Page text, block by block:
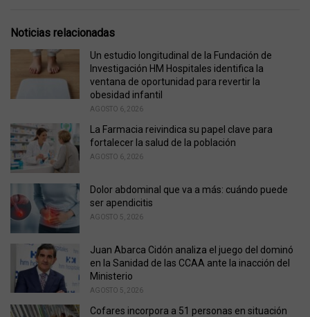
eNoticias relacionadas
Un estudio longitudinal de la Fundación de
Investigación HM Hospitales identifica la
ventana de oportunidad para revertir la
obesidad infantil
AGOSTO 6, 2026
La Farmacia reivindica su papel clave para
fortalecer la salud de la población
AGOSTO 6, 2026
Dolor abdominal que va a más: cuándo puede
ser apendicitis
AGOSTO 5, 2026
Juan Abarca Cidón analiza el juego del dominó
en la Sanidad de las CCAA ante la inacción del
Ministerio
AGOSTO 5, 2026
Cofares incorpora a 51 personas en situación